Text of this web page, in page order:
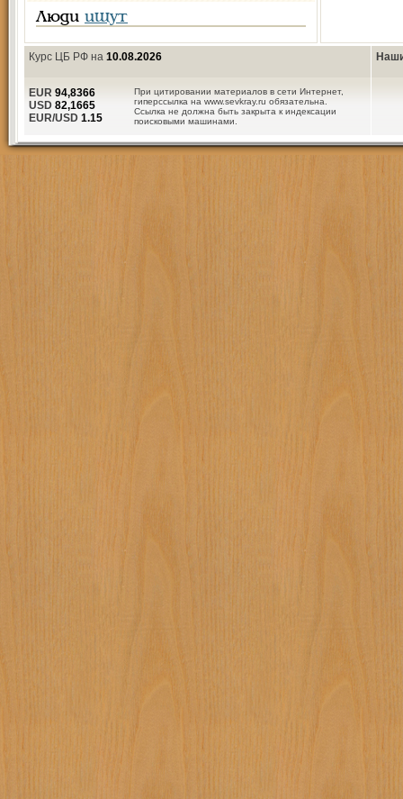
Люди ищут
Курс ЦБ РФ на 10.08.2026
При цитировании материалов в сети Интернет,
гиперссылка на www.sevkray.ru обязательна.
Ссылка не должна быть закрыта к индексации
поисковыми машинами.
EUR 94,8366
USD 82,1665
EUR/USD 1.15